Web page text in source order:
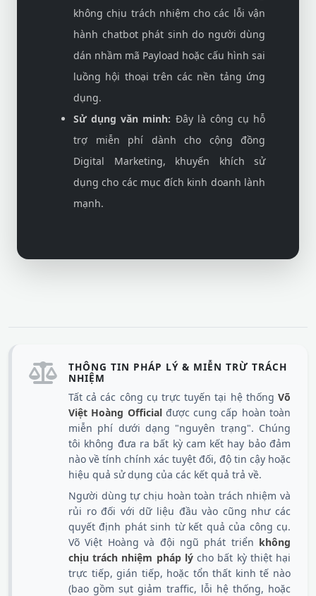
không chịu trách nhiệm cho các lỗi vận
hành chatbot phát sinh do người dùng
dán nhầm mã Payload hoặc cấu hình sai
luồng hội thoại trên các nền tảng ứng
dụng.
Sử dụng văn minh: Đây là công cụ hỗ
trợ miễn phí dành cho cộng đồng
Digital Marketing, khuyến khích sử
dụng cho các mục đích kinh doanh lành
mạnh.
THÔNG TIN PHÁP LÝ & MIỄN TRỪ TRÁCH
NHIỆM
Tất cả các công cụ trực tuyến tại hệ thống Võ
Việt Hoàng Officialđược cung cấp hoàn toàn
miễn phí dưới dạng "nguyên trạng". Chúng
tôi không đưa ra bất kỳ cam kết hay bảo đảm
nào về tính chính xác tuyệt đối, độ tin cậy hoặc
hiệu quả sử dụng của các kết quả trả về.
Người dùng tự chịu hoàn toàn trách nhiệm và
rủi ro đối với dữ liệu đầu vào cũng như các
quyết định phát sinh từ kết quả của công cụ.
Võ Việt Hoàng và đội ngũ phát triển không
chịu trách nhiệm pháp lýcho bất kỳ thiệt hại
trực tiếp, gián tiếp, hoặc tổn thất kinh tế nào
(bao gồm sụt giảm traffic, lỗi hệ thống, hoặc